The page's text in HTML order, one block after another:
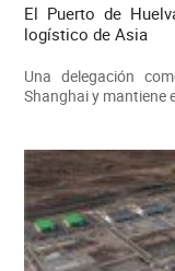
El Puerto de
logístico de Asia
Una delegación
Shanghai y mantiene